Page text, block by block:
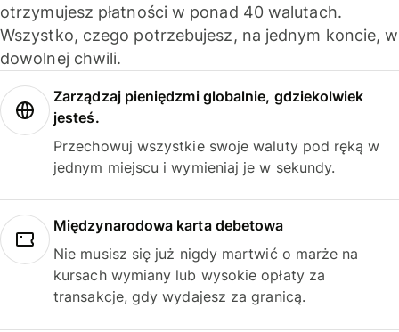
otrzymujesz płatności w ponad 40 walutach.
Wszystko, czego potrzebujesz, na jednym koncie, w
dowolnej chwili.
Zarządzaj pieniędzmi globalnie, gdziekolwiek
jesteś.
Przechowuj wszystkie swoje waluty pod ręką w
jednym miejscu i wymieniaj je w sekundy.
Międzynarodowa karta debetowa
Nie musisz się już nigdy martwić o marże na
kursach wymiany lub wysokie opłaty za
transakcje, gdy wydajesz za granicą.